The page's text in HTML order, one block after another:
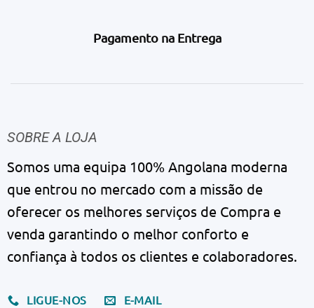
Pagamento na Entrega
SOBRE A LOJA
Somos uma equipa 100% Angolana moderna
que entrou no mercado com a missão de
oferecer os melhores serviços de Compra e
venda garantindo o melhor conforto e
confiança à todos os clientes e colaboradores.
LIGUE-NOS E-MAIL